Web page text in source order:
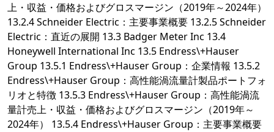
上・収益・価格およびグロスマージン（2019年～2024年）
13.2.4 Schneider Electric：主要事業概要 13.2.5 Schneider
Electric：直近の展開 13.3 Badger Meter Inc 13.4
Honeywell International Inc 13.5 Endress\+Hauser
Group 13.5.1 Endress\+Hauser Group：企業情報 13.5.2
Endress\+Hauser Group：高性能渦流量計製品ポートフォ
リオと特徴 13.5.3 Endress\+Hauser Group：高性能渦流
量計売上・収益・価格およびグロスマージン（2019年～
2024年） 13.5.4 Endress\+Hauser Group：主要事業概要